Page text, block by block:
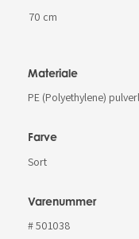
70 cm
Materiale
PE (Polyethylene)
Farve
Sort
Varenummer
# 501038